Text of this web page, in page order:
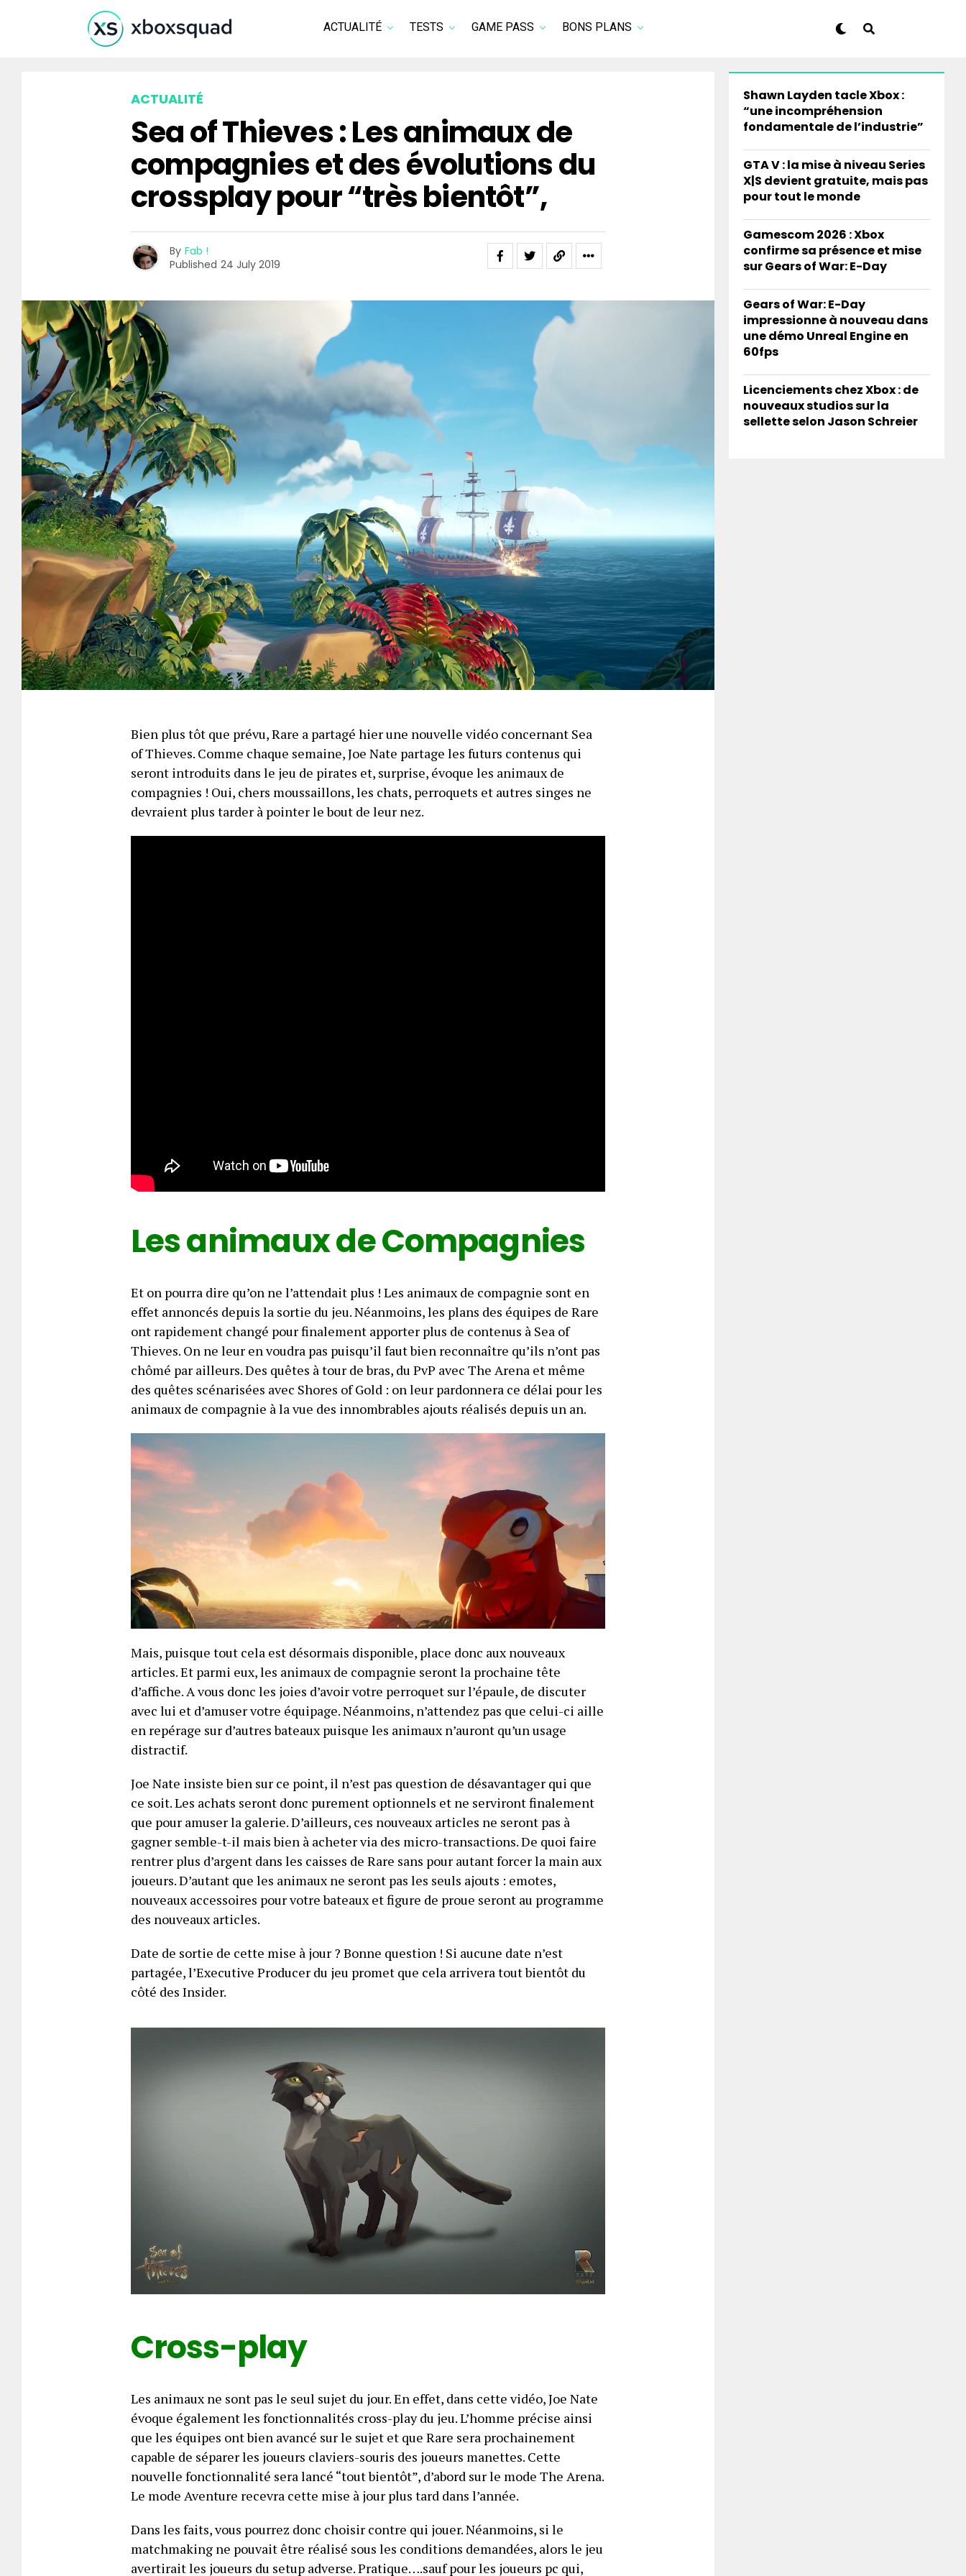
ACTUALITÉ TESTS GAME PASS BONS PLANS
ACTUALITÉ
Sea of Thieves : Les animaux de
compagnies et des évolutions du
crossplay pour “très bientôt”,
By Fab !
Published 24 July 2019
Bien plus tôt que prévu, Rare a partagé hier une nouvelle vidéo concernant Sea
of Thieves. Comme chaque semaine, Joe Nate partage les futurs contenus qui
seront introduits dans le jeu de pirates et, surprise, évoque les animaux de
compagnies ! Oui, chers moussaillons, les chats, perroquets et autres singes ne
devraient plus tarder à pointer le bout de leur nez.
Les animaux de Compagnies
Et on pourra dire qu’on ne l’attendait plus ! Les animaux de compagnie sont en
effet annoncés depuis la sortie du jeu. Néanmoins, les plans des équipes de Rare
ont rapidement changé pour finalement apporter plus de contenus à Sea of
Thieves. On ne leur en voudra pas puisqu’il faut bien reconnaître qu’ils n’ont pas
chômé par ailleurs. Des quêtes à tour de bras, du PvP avec The Arena et même
des quêtes scénarisées avec Shores of Gold : on leur pardonnera ce délai pour les
animaux de compagnie à la vue des innombrables ajouts réalisés depuis un an.
Mais, puisque tout cela est désormais disponible, place donc aux nouveaux
articles. Et parmi eux, les animaux de compagnie seront la prochaine tête
d’affiche. A vous donc les joies d’avoir votre perroquet sur l’épaule, de discuter
avec lui et d’amuser votre équipage. Néanmoins, n’attendez pas que celui-ci aille
en repérage sur d’autres bateaux puisque les animaux n’auront qu’un usage
distractif.
Joe Nate insiste bien sur ce point, il n’est pas question de désavantager qui que
ce soit. Les achats seront donc purement optionnels et ne serviront finalement
que pour amuser la galerie. D’ailleurs, ces nouveaux articles ne seront pas à
gagner semble-t-il mais bien à acheter via des micro-transactions. De quoi faire
rentrer plus d’argent dans les caisses de Rare sans pour autant forcer la main aux
joueurs. D’autant que les animaux ne seront pas les seuls ajouts : emotes,
nouveaux accessoires pour votre bateaux et figure de proue seront au programme
des nouveaux articles.
Date de sortie de cette mise à jour ? Bonne question ! Si aucune date n’est
partagée, l’Executive Producer du jeu promet que cela arrivera tout bientôt du
côté des Insider.
Cross-play
Les animaux ne sont pas le seul sujet du jour. En effet, dans cette vidéo, Joe Nate
évoque également les fonctionnalités cross-play du jeu. L’homme précise ainsi
que les équipes ont bien avancé sur le sujet et que Rare sera prochainement
capable de séparer les joueurs claviers-souris des joueurs manettes. Cette
nouvelle fonctionnalité sera lancé “tout bientôt”, d’abord sur le mode The Arena.
Le mode Aventure recevra cette mise à jour plus tard dans l’année.
Dans les faits, vous pourrez donc choisir contre qui jouer. Néanmoins, si le
matchmaking ne pouvait être réalisé sous les conditions demandées, alors le jeu
avertirait les joueurs du setup adverse. Pratique….sauf pour les joueurs pc qui,
Shawn Layden tacle Xbox :
“une incompréhension
fondamentale de l’industrie”
GTA V : la mise à niveau Series
X|S devient gratuite, mais pas
pour tout le monde
Gamescom 2026 : Xbox
confirme sa présence et mise
sur Gears of War: E-Day
Gears of War: E-Day
impressionne à nouveau dans
une démo Unreal Engine en
60fps
Licenciements chez Xbox : de
nouveaux studios sur la
sellette selon Jason Schreier